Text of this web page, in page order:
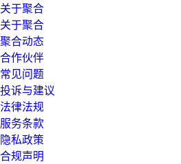
关于聚合
关于聚合
聚合动态
合作伙伴
常见问题
投诉与建议
法律法规
服务条款
隐私政策
合规声明